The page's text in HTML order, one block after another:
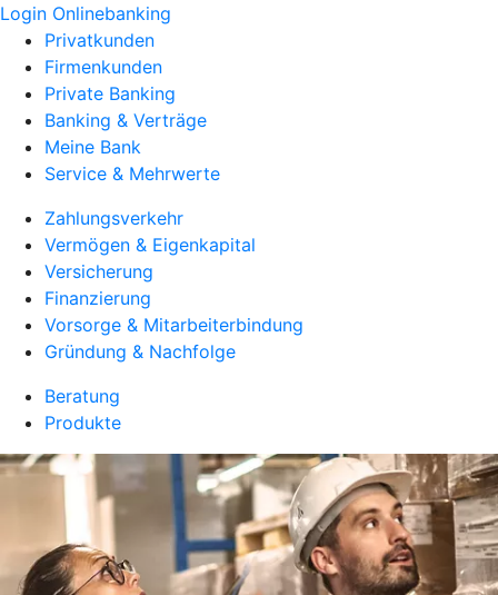
Login Onlinebanking
Privatkunden
Firmenkunden
Private Banking
Banking & Verträge
Meine Bank
Service & Mehrwerte
Zahlungsverkehr
Vermögen & Eigenkapital
Versicherung
Finanzierung
Vorsorge & Mitarbeiterbindung
Gründung & Nachfolge
Beratung
Produkte